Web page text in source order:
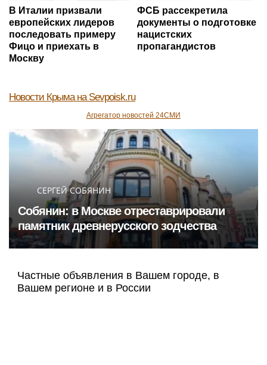
В Италии призвали
европейских лидеров
последовать примеру
Фицо и приехать в
Москву
ФСБ рассекретила
документы о подготовке
нацистских
пропагандистов
Новости Крыма на Sevpoisk.ru
Агрегатор новостей 24СМИ
СЕРГЕЙ СОБЯНИН
Собянин: в Москве отреставрировали
памятник древнерусского зодчества
Частные объявления в Вашем городе, в
Вашем регионе и в России